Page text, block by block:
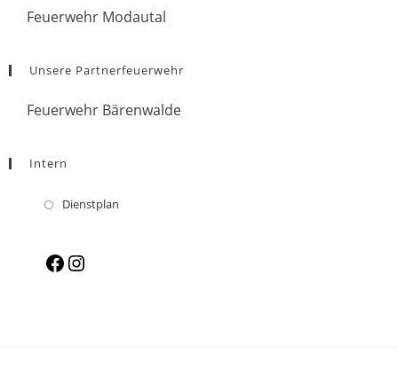
Feuerwehr Modautal
Unsere Partnerfeuerwehr
Feuerwehr Bärenwalde
Intern
Dienstplan